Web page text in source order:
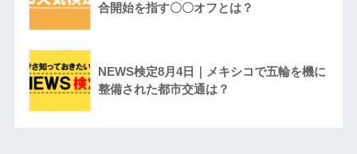
合開始を指す〇〇オフとは？
NEWS検定8月4日｜メキシコで五輪を機に
整備された都市交通は？